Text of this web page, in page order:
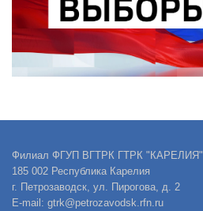
Филиал ФГУП ВГТРК ГТРК "КАРЕЛИЯ"
185 002 Республика Карелия
г. Петрозаводск, ул. Пирогова, д. 2
E-mail: gtrk@petrozavodsk.rfn.ru